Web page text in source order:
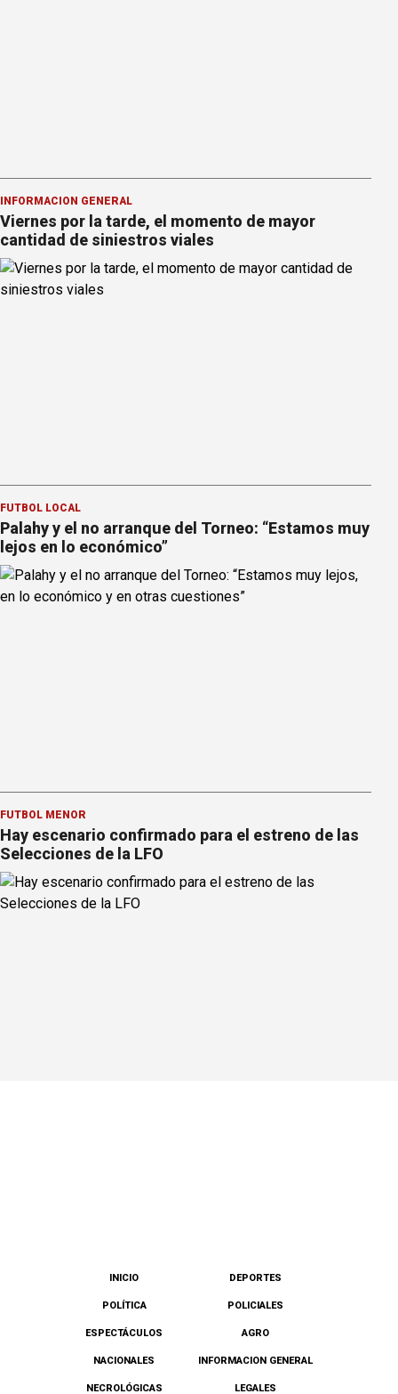
INFORMACION GENERAL
Viernes por la tarde, el momento de mayor
cantidad de siniestros viales
FÚTBOL LOCAL
Palahy y el no arranque del Torneo: “Estamos muy
lejos en lo económico”
FÚTBOL MENOR
Hay escenario confirmado para el estreno de las
Selecciones de la LFO
INICIO DEPORTES
POLÍTICA POLICIALES
ESPECTÁCULOS AGRO
NACIONALES INFORMACION GENERAL
NECROLÓGICAS LEGALES